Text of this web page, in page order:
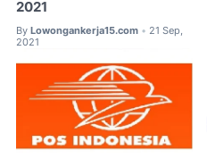
2021
By Lowongankerja15.com • 21 Sep,
2021